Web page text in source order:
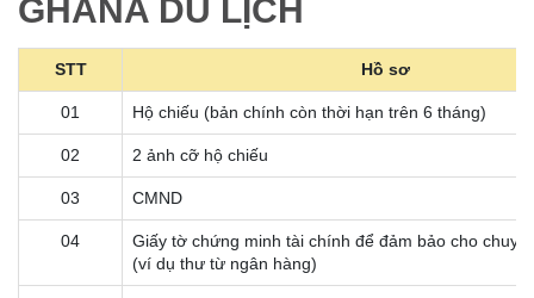
GHANA DU LỊCH
STT Hồ sơ
01 Hộ chiếu (bản chính còn thời hạn trên 6 tháng)
02 2 ảnh cỡ hộ chiếu
03 CMND
04
Giấy tờ chứng minh tài chính để đảm bảo cho
(ví dụ thư từ ngân hàng)